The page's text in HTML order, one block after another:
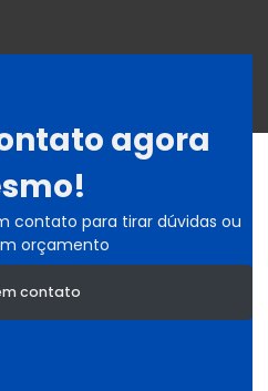
agora
contato para tirar dúvidas ou
orçamento
contato